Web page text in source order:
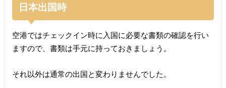
日本出国時
空港ではチェックイン時に入国に必要な書類の確認を行い
ますので、書類は手元に持っておきましょう。
それ以外は通常の出国と変わりませんでした。